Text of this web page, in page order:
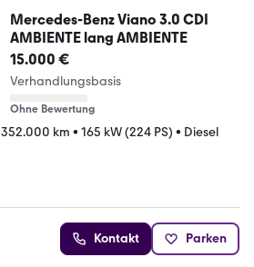
Mercedes-Benz Viano 3.0 CDI
AMBIENTE lang AMBIENTE
15.000 €
Verhandlungsbasis
Ohne Bewertung
352.000 km • 165 kW (224 PS) • Diesel
Kontakt Parken